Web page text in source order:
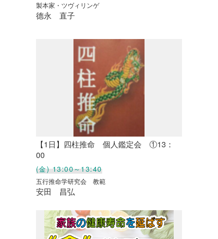
製本家・ツヴィリンゲ
德永 直子
【1日】四柱推命 個人鑑定会 ①13：
00
(金) 13:00～13:40
五行推命学研究会 教範
安田 昌弘